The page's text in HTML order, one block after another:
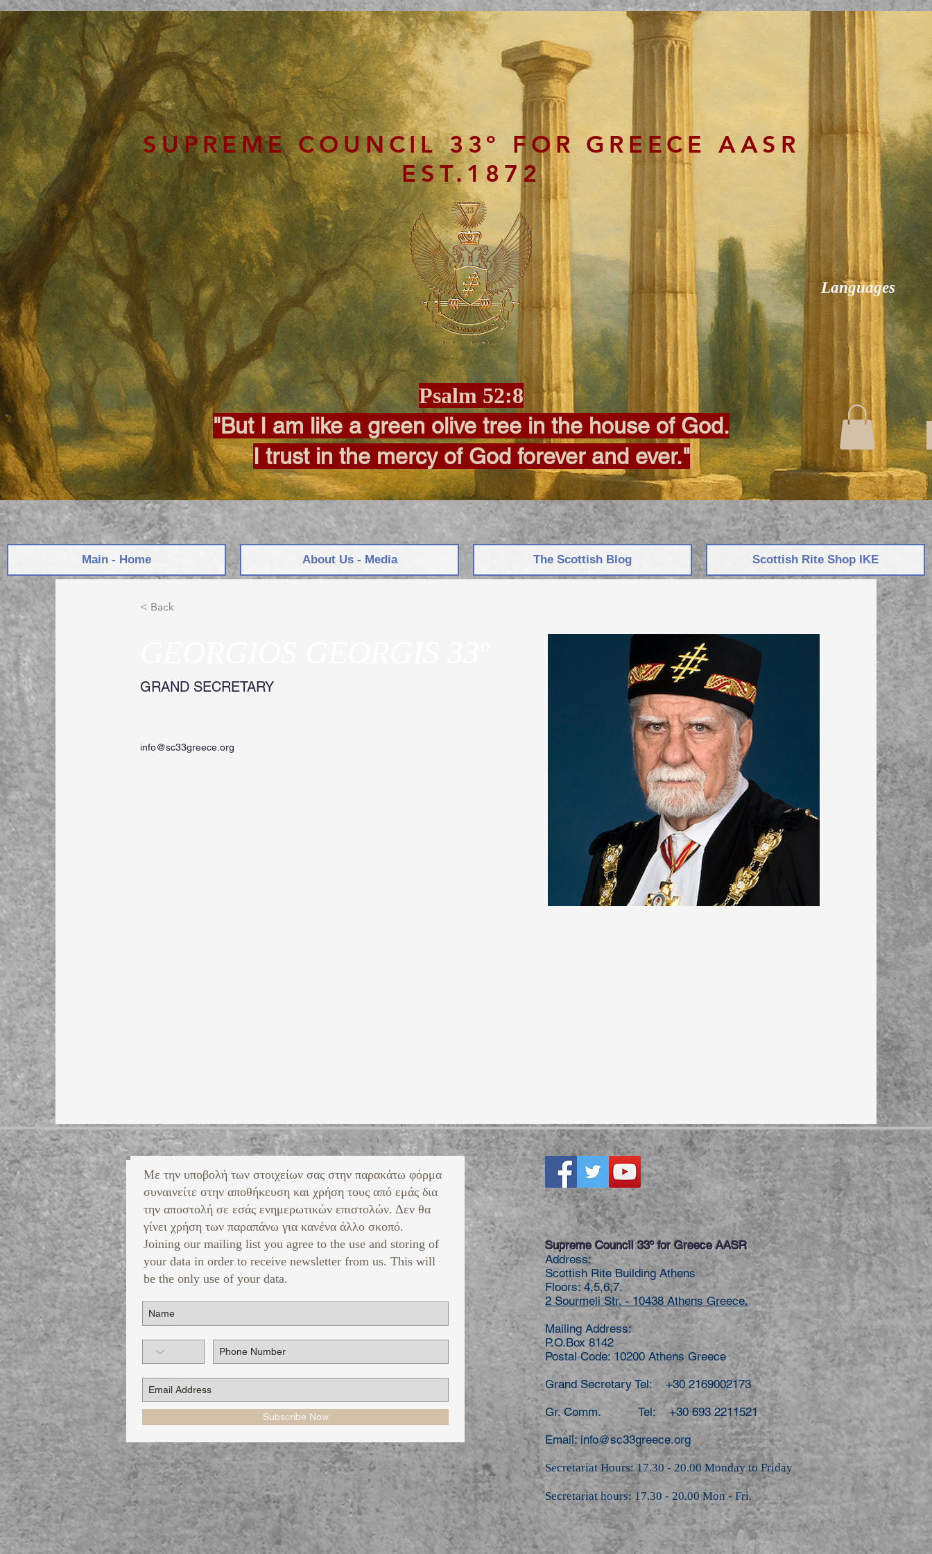
SUPREME COUNCIL 33º FOR GREECE AASR
EST.1872
Psalm 52:8
"But I am like a green olive tree in the house of God.
I trust in the mercy of God forever and ever."
Languages
Main - Home About Us - Media The Scottish Blog Scottish Rite Shop IKE
< Back
GRAND SECRETARY
info@sc33greece.org
Με την υποβολή των στοιχείων σας στην παρακάτω φόρμα
συναινείτε στην αποθήκευση και χρήση τους από εμάς δια
την αποστολή σε εσάς ενημερωτικών επιστολών. Δεν θα
γίνει χρήση των παραπάνω για κανένα άλλο σκοπό. ​
Joining our mailing list you agree to the use and storing of
your data in order to receive newsletter from us. This will
be the only use of your data.
Subscribe Now
Supreme Council 33º for Greece AASR
Address:
Scottish Rite Building Athens
Floors: 4,5,6,7.
2 Sourmeli Str. - 10438 Athens Greece.
Mailing Address:
P.O.Box 8142
Postal Code: 10200 Athens Greece
Grand Secretary Tel: +30 2169002173
Gr. Comm. Tel: +30 693 2211521
Email: info@sc33greece.org
Secretariat Hours: 17.30 - 20.00 Monday to Friday
Secretariat hours: 17.30 - 20.00 Mon - Fri.